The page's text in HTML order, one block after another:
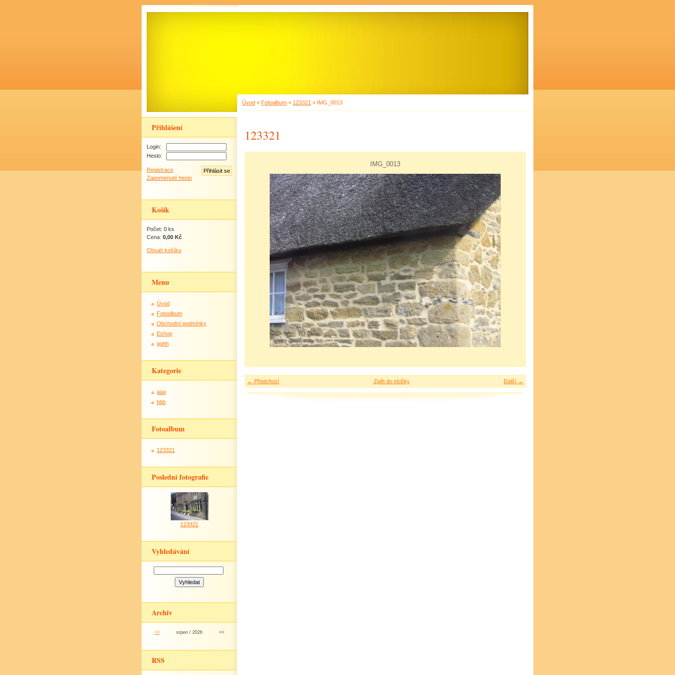
Úvod » Fotoalbum » 123321 » IMG_0013
123321
IMG_0013
← Předchozí Další →
Zpět do složky
Přihlášení
Login:
Heslo:
Registrace
Zapomenuté heslo
Košík
Počet: 0 ks
Cena: 0,00 Kč
Obsah košíku
Menu
Úvod
Fotoalbum
Obchodní podmínky
Eshop
gghh
Kategorie
aaa
bbb
Fotoalbum
123321
Poslední fotografie
123321
Vyhledávání
Archiv
<< srpen / 2026 >>
RSS